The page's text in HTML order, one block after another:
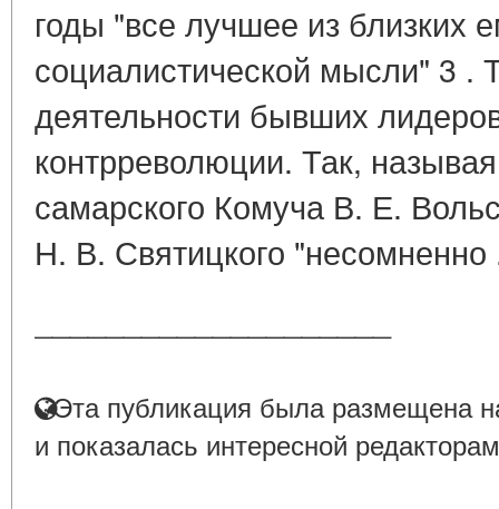
годы "все лучшее из близких
социалистической мысли" 3 .
деятельности бывших
контрреволюции. Так,
самарского Комуча В. Е.
Н. В. Святицкого
Эта публикация была размещена
и показалась интересной